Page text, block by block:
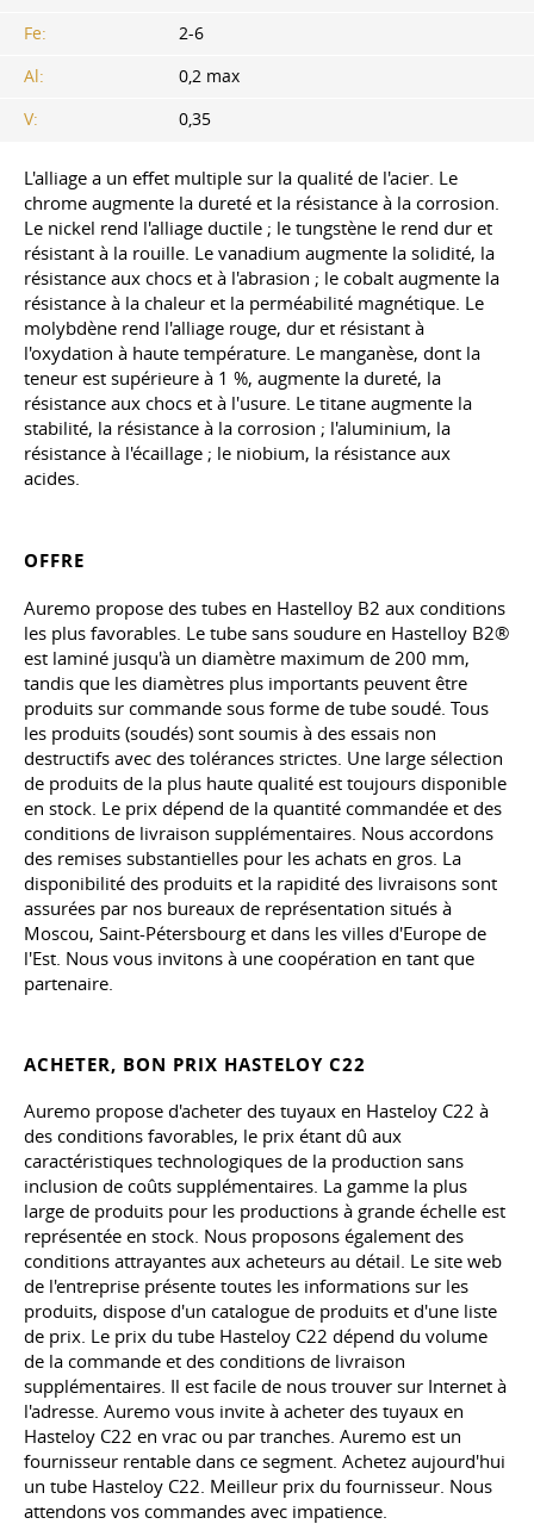
Fe:
2-6
Al:
0,2 max
V:
0,35
L'alliage a un effet multiple sur la qualité de l'acier. Le
chrome augmente la dureté et la résistance à la corrosion.
Le nickel rend l'alliage ductile ; le tungstène le rend dur et
résistant à la rouille. Le vanadium augmente la solidité, la
résistance aux chocs et à l'abrasion ; le cobalt augmente la
résistance à la chaleur et la perméabilité magnétique. Le
molybdène rend l'alliage rouge, dur et résistant à
l'oxydation à haute température. Le manganèse, dont la
teneur est supérieure à 1 %, augmente la dureté, la
résistance aux chocs et à l'usure. Le titane augmente la
stabilité, la résistance à la corrosion ; l'aluminium, la
résistance à l'écaillage ; le niobium, la résistance aux
acides.
OFFRE
Auremo propose des tubes en Hastelloy B2 aux conditions
les plus favorables. Le tube sans soudure en Hastelloy B2®
est laminé jusqu'à un diamètre maximum de 200 mm,
tandis que les diamètres plus importants peuvent être
produits sur commande sous forme de tube soudé. Tous
les produits (soudés) sont soumis à des essais non
destructifs avec des tolérances strictes. Une large sélection
de produits de la plus haute qualité est toujours disponible
en stock. Le prix dépend de la quantité commandée et des
conditions de livraison supplémentaires. Nous accordons
des remises substantielles pour les achats en gros. La
disponibilité des produits et la rapidité des livraisons sont
assurées par nos bureaux de représentation situés à
Moscou, Saint-Pétersbourg et dans les villes d'Europe de
l'Est. Nous vous invitons à une coopération en tant que
partenaire.
ACHETER, BON PRIX HASTELOY C22
Auremo propose d'acheter des tuyaux en Hasteloy C22 à
des conditions favorables, le prix étant dû aux
caractéristiques technologiques de la production sans
inclusion de coûts supplémentaires. La gamme la plus
large de produits pour les productions à grande échelle est
représentée en stock. Nous proposons également des
conditions attrayantes aux acheteurs au détail. Le site web
de l'entreprise présente toutes les informations sur les
produits, dispose d'un catalogue de produits et d'une liste
de prix. Le prix du tube Hasteloy C22 dépend du volume
de la commande et des conditions de livraison
supplémentaires. Il est facile de nous trouver sur Internet à
l'adresse. Auremo vous invite à acheter des tuyaux en
Hasteloy C22 en vrac ou par tranches. Auremo est un
fournisseur rentable dans ce segment. Achetez aujourd'hui
un tube Hasteloy C22. Meilleur prix du fournisseur. Nous
attendons vos commandes avec impatience.